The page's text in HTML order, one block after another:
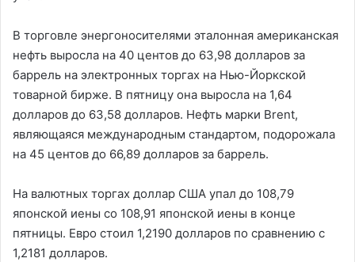
В торговле энергоносителями эталонная американская
нефть выросла на 40 центов до 63,98 долларов за
баррель на электронных торгах на Нью-Йоркской
товарной бирже. В пятницу она выросла на 1,64
долларов до 63,58 долларов. Нефть марки Brent,
являющаяся международным стандартом, подорожала
на 45 центов до 66,89 долларов за баррель.
На валютных торгах доллар США упал до 108,79
японской иены со 108,91 японской иены в конце
пятницы. Евро стоил 1,2190 долларов по сравнению с
1,2181 долларов.